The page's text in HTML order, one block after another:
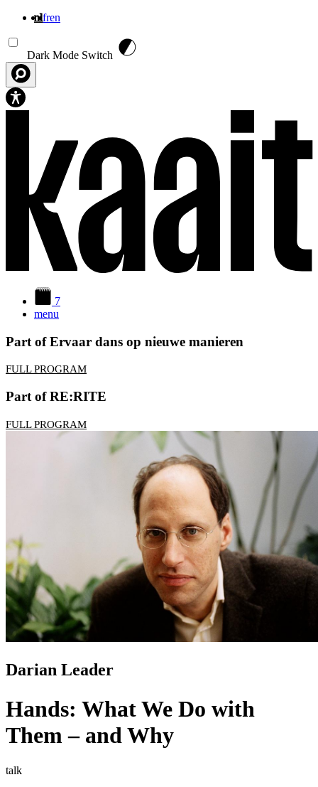
nlfren
Dark Mode Switch
7
menu
Part of Ervaar dans op nieuwe manieren
FULL PROGRAM
Part of RE:RITE
FULL PROGRAM
Darian Leader
Hands: What We Do with
Them – and Why
talk